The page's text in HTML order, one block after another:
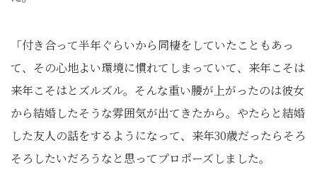
「付き合って半年ぐらいから同棲をしていたこともあっ
て、その心地よい環境に慣れてしまっていて、来年こそは
来年こそはとズルズル。そんな重い腰が上がったのは彼女
から結婚したそうな雰囲気が出てきたから。やたらと結婚
した友人の話をするようになって、来年30歳だったらそろ
そろしたいだろうなと思ってプロポーズしました。